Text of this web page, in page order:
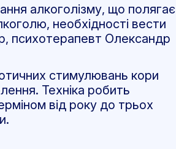
алкоголізму, що полягає
необхідності вести
психотерапевт Олександр
стимулювань кори
Техніка робить
від року до трьох